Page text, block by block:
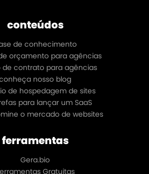
conteúdos
de conhecimento
orçamento para agências
de contrato para agências
nosso blog
de hospedagem de sites
para lançar um SaaS
o mercado de websites
ferramentas
Gera.bio
Gratuitas